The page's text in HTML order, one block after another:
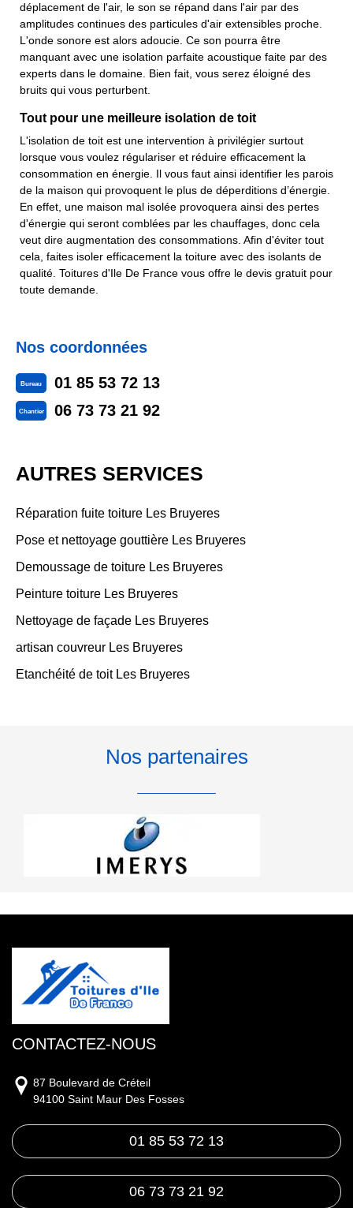
déplacement de l'air, le son se répand dans l'air par des
amplitudes continues des particules d'air extensibles proche.
L'onde sonore est alors adoucie. Ce son pourra être
manquant avec une isolation parfaite acoustique faite par des
experts dans le domaine. Bien fait, vous serez éloigné des
bruits qui vous perturbent.
Tout pour une meilleure isolation de toit
L'isolation de toit est une intervention à privilégier surtout
lorsque vous voulez régulariser et réduire efficacement la
consommation en énergie. Il vous faut ainsi identifier les parois
de la maison qui provoquent le plus de déperditions d’énergie.
En effet, une maison mal isolée provoquera ainsi des pertes
d'énergie qui seront comblées par les chauffages, donc cela
veut dire augmentation des consommations. Afin d'éviter tout
cela, faites isoler efficacement la toiture avec des isolants de
qualité. Toitures d'Ile De France vous offre le devis gratuit pour
toute demande.
Nos coordonnées
Bureau 01 85 53 72 13
Chantier 06 73 73 21 92
AUTRES SERVICES
Réparation fuite toiture Les Bruyeres
Pose et nettoyage gouttière Les Bruyeres
Demoussage de toiture Les Bruyeres
Peinture toiture Les Bruyeres
Nettoyage de façade Les Bruyeres
artisan couvreur Les Bruyeres
Etanchéité de toit Les Bruyeres
Nos partenaires
CONTACTEZ-NOUS
87 Boulevard de Créteil
94100 Saint Maur Des Fosses
01 85 53 72 13
06 73 73 21 92